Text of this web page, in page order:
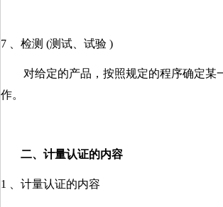
7 、检测 (测试、试验 )
对给定的产品，按照规定的程序确定
作。
二、计量认证的内容
1 、计量认证的内容